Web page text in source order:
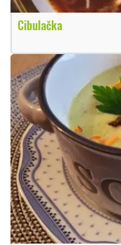
Cibulačka